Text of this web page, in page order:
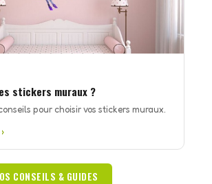
stickers muraux ?
pour choisir vos stickers muraux.
CONSEILS & GUIDES